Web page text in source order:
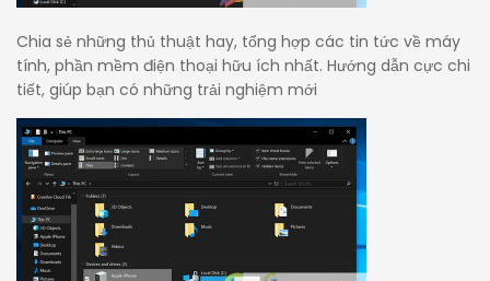
Chia sẻ những thủ thuật hay, tổng hợp các tin tức về máy
tính, phần mềm điện thoại hữu ích nhất. Hướng dẫn cực chi
tiết, giúp bạn có những trải nghiệm mới